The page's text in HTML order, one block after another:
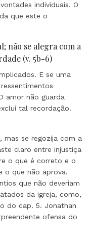
individuais. O
que este o
não se alegra com a
(v. 5b-6)
E se uma
amor não guarda
tal recordação.
mas se regozija com a
claro entre injustiça
o que é correto e o
o que não aprova.
que não deveriam
da igreja, como,
do cap. 5. Jonathan
ofensa do